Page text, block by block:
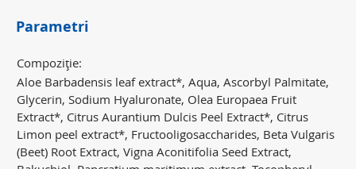
Parametri
Compoziţie:
Aloe Barbadensis leaf extract*, Aqua, Ascorbyl Palmitate,
Glycerin, Sodium Hyaluronate, Olea Europaea Fruit
Extract*, Citrus Aurantium Dulcis Peel Extract*, Citrus
Limon peel extract*, Fructooligosaccharides, Beta Vulgaris
(Beet) Root Extract, Vigna Aconitifolia Seed Extract,